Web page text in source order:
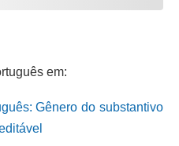
em:
Gênero do substantivo